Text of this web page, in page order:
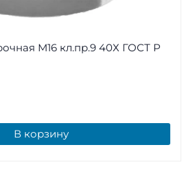
М16 кл.пр.9 40Х ГОСТ Р
В корзину